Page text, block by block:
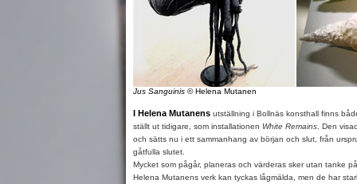
Jus Sanguinis© Helena Mutanen
I Helena Mutanensutställning i Bollnäs konsthall finns
ställt ut tidigare, som installationen White Remains. Den
och sätts nu i ett sammanhang av början och slut, från
gåtfulla slutet.
Mycket som pågår, planeras och värderas sker utan tanke
Helena Mutanens verk kan tyckas lågmälda, men de har